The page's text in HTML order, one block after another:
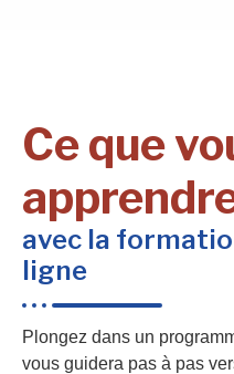
Ce que
avec la
ligne
Plongez dans un
vous guidera pas à pas